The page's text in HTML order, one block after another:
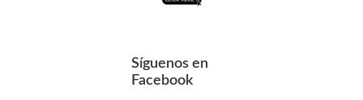
Síguenos en
Facebook